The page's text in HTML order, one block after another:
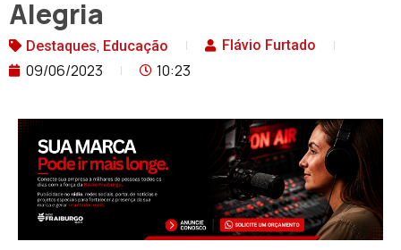
Alegria
Destaques, Educação Flávio Furtado
09/06/2023 10:23